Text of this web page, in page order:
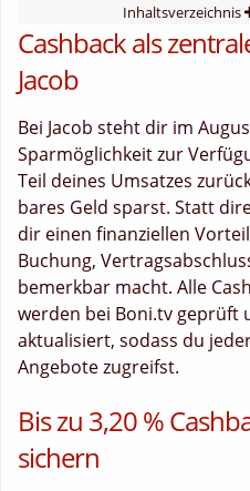
Inhaltsverzeichnis
Cashback als
Jacob
Bei Jacob steht dir im
Sparmöglichkeit zur
Teil deines Umsatzes
bares Geld sparst. Statt
dir einen finanziellen
Buchung,
bemerkbar macht. Alle
werden bei Boni.tv geprüft
aktualisiert, sodass du
Angebote zugreifst.
Bis zu 3,20 %
sichern